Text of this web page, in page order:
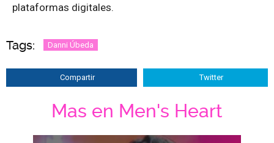
plataformas digitales.
Tags: Danni Úbeda
Compartir Twitter
Mas en Men's Heart